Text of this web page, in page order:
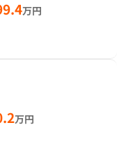
万円
万円